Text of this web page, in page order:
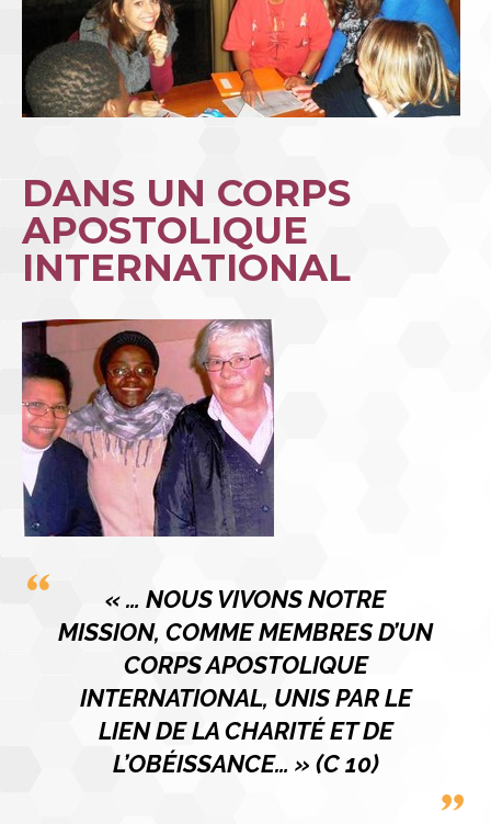
DANS UN CORPS
APOSTOLIQUE
INTERNATIONAL
« … NOUS VIVONS NOTRE
MISSION, COMME MEMBRES D’UN
CORPS APOSTOLIQUE
INTERNATIONAL, UNIS PAR LE
LIEN DE LA CHARITÉ ET DE
L’OBÉISSANCE… » (C 10)